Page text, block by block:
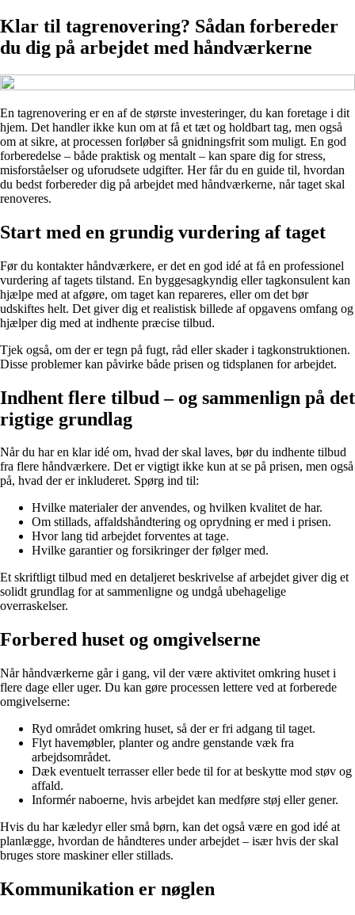
Klar til tagrenovering? Sådan forbereder
du dig på arbejdet med håndværkerne
En tagrenovering er en af de største investeringer, du kan foretage i dit
hjem. Det handler ikke kun om at få et tæt og holdbart tag, men også
om at sikre, at processen forløber så gnidningsfrit som muligt. En god
forberedelse – både praktisk og mentalt – kan spare dig for stress,
misforståelser og uforudsete udgifter. Her får du en guide til, hvordan
du bedst forbereder dig på arbejdet med håndværkerne, når taget skal
renoveres.
Start med en grundig vurdering af taget
Før du kontakter håndværkere, er det en god idé at få en professionel
vurdering af tagets tilstand. En byggesagkyndig eller tagkonsulent kan
hjælpe med at afgøre, om taget kan repareres, eller om det bør
udskiftes helt. Det giver dig et realistisk billede af opgavens omfang og
hjælper dig med at indhente præcise tilbud.
Tjek også, om der er tegn på fugt, råd eller skader i tagkonstruktionen.
Disse problemer kan påvirke både prisen og tidsplanen for arbejdet.
Indhent flere tilbud – og sammenlign på det
rigtige grundlag
Når du har en klar idé om, hvad der skal laves, bør du indhente tilbud
fra flere håndværkere. Det er vigtigt ikke kun at se på prisen, men også
på, hvad der er inkluderet. Spørg ind til:
Hvilke materialer der anvendes, og hvilken kvalitet de har.
Om stillads, affaldshåndtering og oprydning er med i prisen.
Hvor lang tid arbejdet forventes at tage.
Hvilke garantier og forsikringer der følger med.
Et skriftligt tilbud med en detaljeret beskrivelse af arbejdet giver dig et
solidt grundlag for at sammenligne og undgå ubehagelige
overraskelser.
Forbered huset og omgivelserne
Når håndværkerne går i gang, vil der være aktivitet omkring huset i
flere dage eller uger. Du kan gøre processen lettere ved at forberede
omgivelserne:
Ryd området omkring huset, så der er fri adgang til taget.
Flyt havemøbler, planter og andre genstande væk fra
arbejdsområdet.
Dæk eventuelt terrasser eller bede til for at beskytte mod støv og
affald.
Informér naboerne, hvis arbejdet kan medføre støj eller gener.
Hvis du har kæledyr eller små børn, kan det også være en god idé at
planlægge, hvordan de håndteres under arbejdet – især hvis der skal
bruges store maskiner eller stillads.
Kommunikation er nøglen